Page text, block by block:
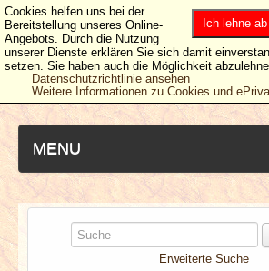
MENU
NEUESTE ARTIKEL
Erweiterte Suche
Ich lehne ab
Cookies helfen uns bei der
Bereitstellung unseres Online-
Angebots. Durch die Nutzung
unserer Dienste erklären Sie sich damit
setzen. Sie haben auch die Möglichkeit
Datenschutzrichtlinie ansehen
Weitere Informationen zu Cookies und